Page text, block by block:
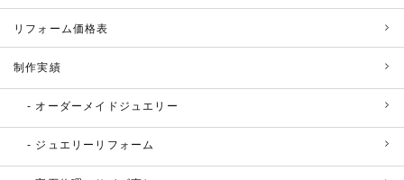
リフォーム価格表
制作実績
オーダーメイドジュエリー
ジュエリーリフォーム